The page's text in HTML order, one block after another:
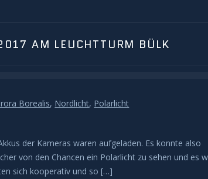
AM LEUCHTTURM BÜLK
Borealis, Nordlicht, Polarlicht
der Kameras waren aufgeladen. Es konnte also
von den Chancen ein Polarlicht zu sehen und es
sich kooperativ und so […]